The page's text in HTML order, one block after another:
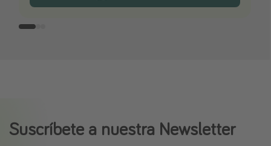
Suscríbete a nuestra Newsletter